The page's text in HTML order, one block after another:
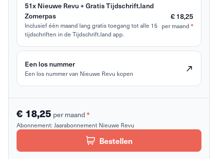
51x Nieuwe Revu + Gratis Tijdschrift.land
Zomerpas
Inclusief één maand lang gratis toegang tot alle 15
tijdschriften in de Tijdschrift.land app.
€ 18,25
per maand *
Een los nummer
Een los nummer van Nieuwe Revu kopen
€ 18,25 per maand *
Abonnement: Jaarabonnement Nieuwe Revu
Bestellen